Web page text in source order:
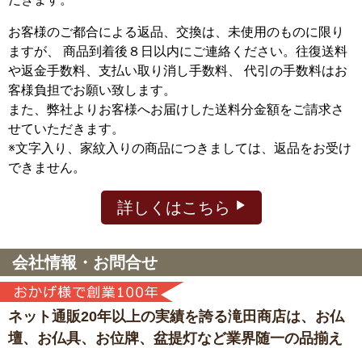
お客様のご都合による返品、交換は、未使用のものに限り
ますが、
商品到着後８日以内にご連絡ください。往復送料
や返金手数料、支払い取り消し手数料、 代引の手数料はお
客様負担でお願い致します。
また、弊社よりお客様へお届けした送料分金額をご請求さ
せていただきます。
※文字入り、家紋入りの商品につきましては、返品をお受け
できません。
詳しくはこちら
会社情報・お問合せ
ネット通販20年以上の実績を誇る滝田商店は、 お仏
壇、お仏具、お位牌、盆提灯など業界随一の品揃え